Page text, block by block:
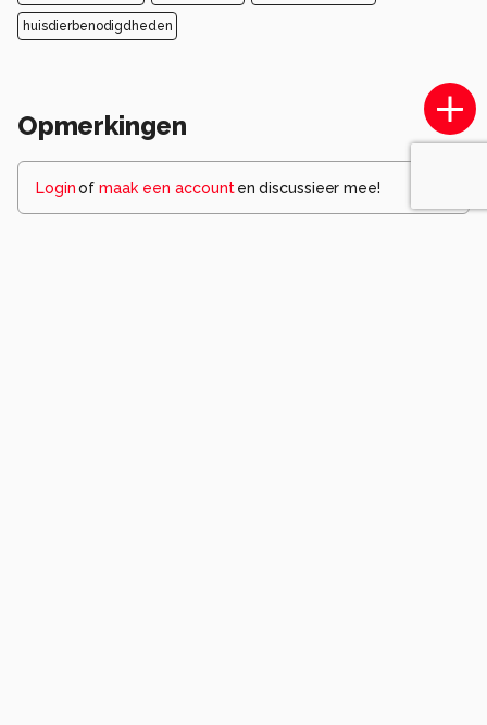
huisdierbenodigdheden
Opmerkingen
Loginof maak een account en discussieer mee!